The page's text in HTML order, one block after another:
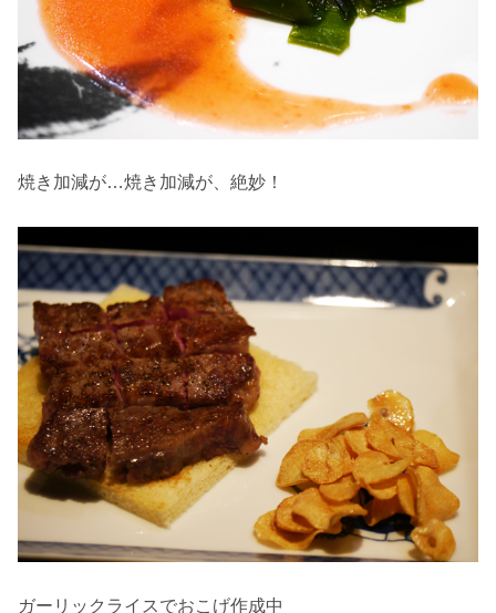
焼き加減が…焼き加減が、絶妙！
ガーリックライスでおこげ作成中